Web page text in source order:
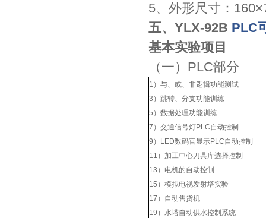
5、外形尺寸：
五、YLX-92B PLC
基本实验项目
（一）PLC部分
1）与、或、非逻辑功能测试
3）跳转、分支功能训练
5）数据处理功能训练
7）交通信号灯PLC自动控制
9）LED数码官显示PLC自动控制
11）加工中心刀具库选择控制
13）电机的自动控制
15）模拟电视发射塔实验
17）自动售货机
19）水塔自动供水控制系统